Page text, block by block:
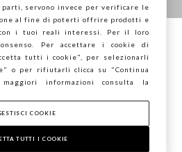
Italia, vuoi
CONFERMA
servono invece per verificare le
al fine di poterti offrire prodotti e
i tuoi reali interessi. Per il loro
Per accettare i cookie di
tutti i cookie", per selezionarli
o per rifiutarli clicca su "Continua
informazioni consulta la
COOKIE
TUTTI I COOKIE